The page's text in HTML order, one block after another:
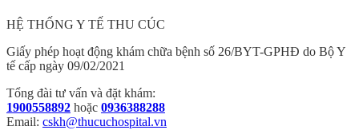
HỆ THỐNG Y TẾ THU CÚC
Giấy phép hoạt động khám chữa bệnh số 26/BYT-GPHĐ do Bộ Y
tế cấp ngày 09/02/2021
Tổng đài tư vấn và đặt khám:
1900558892 hoặc 0936388288
Email: cskh@thucuchospital.vn